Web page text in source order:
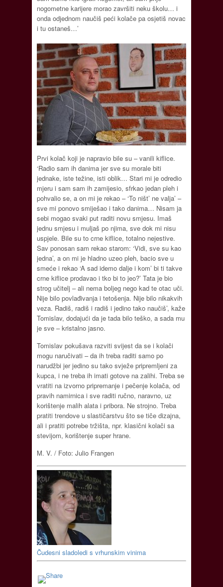
nogometne karijere morao završiti neku školu… i
onda odjednom naučiš peći kolače pa osjetiš novac
i tu ostaneš…’
Prvi kolač koji je napravio bile su – vanili kiflice.
‘Radio sam ih danima jer sve su morale biti
jednake, iste težine, isti oblik… Stari mi je odredio
mjeru i sam sam ih zamijesio, sfrkao jedan pleh i
pohvalio se, a on mi je rekao – ‘To ništ’ ne valja’ –
sve mi ponovo smiješao i tako danima… Nisam ja
sebi mogao svaki put raditi novu smjesu. Imaš
jednu smjesu i muljaš po njima, sve dok mi nisu
uspjele. Bile su to crne kiflice, totalno nejestive.
Sav ponosan sam rekao starom: ‘Vidi, sve su kao
jedna’, a on mi je hladno uzeo pleh, bacio sve u
smeće i rekao ‘A sad idemo dalje i kom’ bi ti takve
crne kiflice prodavao i tko bi to jeo?’ Tata je bio
strog učitelj – ali nema boljeg nego kad te otac uči.
Nije bilo povlađivanja i tetošenja. Nije bilo nikakvih
veza. Radiš, radiš i radiš i jedino tako naučiš’, kaže
Tomislav, dodajući da je tada bilo teško, a sada mu
je sve – kristalno jasno.
Tomislav pokušava razviti svijest da se i kolači
mogu naručivati – da ih treba raditi samo po
narudžbi jer jedino su tako svježe pripremljeni za
kupca, i ne treba ih imati gotove na zalihi. Treba se
vratiti na izvorno pripremanje i pečenje kolača, od
pravih namirnica i sve raditi ručno, naravno, uz
korištenje malih alata i pribora. Ne strojno. Treba
pratiti trendove u slastičarstvu što se tiče dizajna,
ali i pratiti potrebe tržišta, npr. klasični kolači sa
stevijom, korištenje super hrane.
M. V. / Foto: Julio Frangen
Čudesni sladoledi s vrhunskim vinima